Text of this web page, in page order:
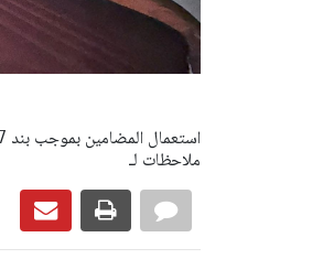
ملاحظات لـ